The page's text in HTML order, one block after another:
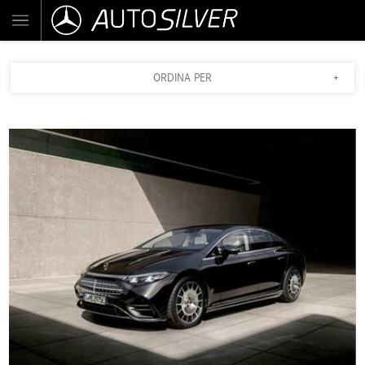
ORDINA PER